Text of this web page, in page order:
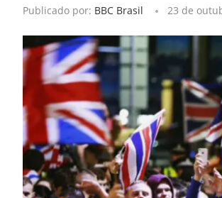
Publicado por: BBC Brasil 23 de